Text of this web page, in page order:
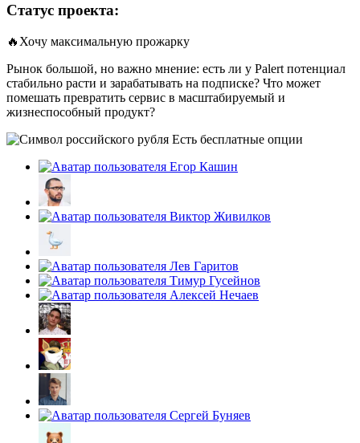
Статус проекта:
🔥Хочу максимальную прожарку
Рынок большой, но важно мнение: есть ли у Palert потенциал
стабильно расти и зарабатывать на подписке? Что может
помешать превратить сервис в масштабируемый и
жизнеспособный продукт?
Есть бесплатные опции